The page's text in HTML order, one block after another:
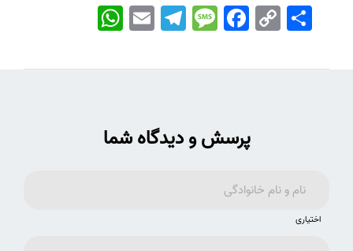
WhatsApp EmailTelegramMessageFacebook Copy
Link
اشتراک
پرسش و دیدگاه شما
اختیاری